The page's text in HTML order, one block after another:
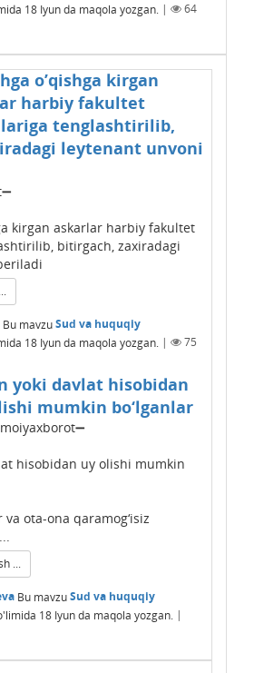
18 Iyunda maqola yozgan. |
64
o’qishga kirgan
harbiy fakultet
tenglashtirilib,
leytenant unvoni
kirgan askarlar harbiy fakultet
bitirgach, zaxiradagi
Bu mavzuSud va huquqiy
18 Iyunda maqola yozgan. |
75
yoki davlat hisobidan
mumkin bo‘lganlar
hisobidan uy olishi mumkin
ota-ona qaramog‘isiz
...
Bu mavzuSud va huquqiy
18 Iyunda maqola yozgan. |